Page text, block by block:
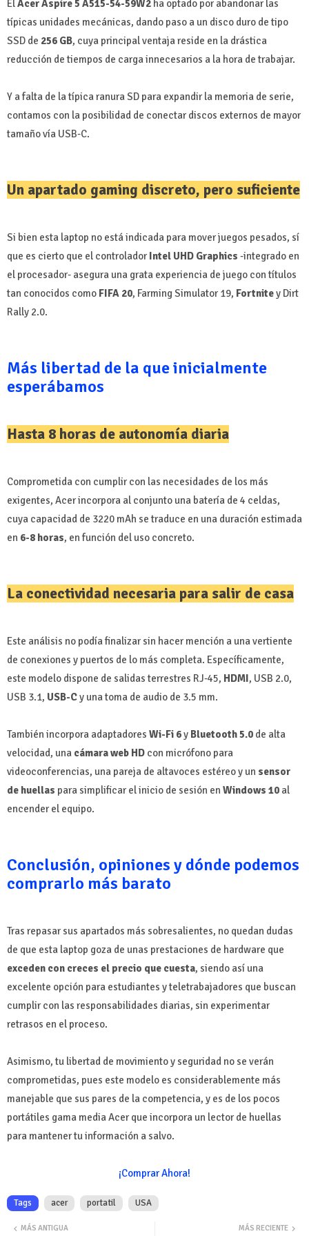
ElAcer Aspire 5 A515-54-59W2 ha optado por abandonar las
típicas unidades mecánicas, dando paso a un disco duro de tipo
SSD de 256 GB, cuya principal ventaja reside en la drástica
reducción de tiempos de carga innecesarios a la hora de trabajar.
Y a falta de la típica ranura SD para expandir la memoria de serie,
contamos con la posibilidad de conectar discos externos de mayor
tamaño vía USB-C.
Un apartado gaming discreto, pero suficiente
Si bien esta laptop no está indicada para mover juegos pesados, sí
que es cierto que el controlador Intel UHD Graphics -integrado en
el procesador- asegura una grata experiencia de juego con títulos
tan conocidos como FIFA 20, Farming Simulator 19, Fortnitey Dirt
Rally 2.0.
Más libertad de la que inicialmente
esperábamos
Hasta 8 horas de autonomía diaria
Comprometida con cumplir con las necesidades de los más
exigentes, Acer incorpora al conjunto una batería de 4 celdas,
cuya capacidad de 3220 mAh se traduce en una duración estimada
en 6-8 horas, en función del uso concreto.
La conectividad necesaria para salir de casa
Este análisis no podía finalizar sin hacer mención a una vertiente
de conexiones y puertos de lo más completa. Específicamente,
este modelo dispone de salidas terrestres RJ-45, HDMI , USB 2.0,
USB 3.1, USB-Cy una toma de audio de 3.5 mm.
También incorpora adaptadores Wi-Fi 6y Bluetooth 5.0 de alta
velocidad, una cámara web HD con micrófono para
videoconferencias, una pareja de altavoces estéreo y un sensor
de huellas para simplificar el inicio de sesión en Windows 10 al
encender el equipo.
Conclusión, opiniones y dónde podemos
comprarlo más barato
Tras repasar sus apartados más sobresalientes, no quedan dudas
de que esta laptop goza de unas prestaciones de hardware que
exceden con creces el precio que cuesta, siendo así una
excelente opción para estudiantes y teletrabajadores que buscan
cumplir con las responsabilidades diarias, sin experimentar
retrasos en el proceso.
Asimismo, tu libertad de movimiento y seguridad no se verán
comprometidas, pues este modelo es considerablemente más
manejable que sus pares de la competencia, y es de los pocos
portátiles gama media Acer que incorpora un lector de huellas
para mantener tu información a salvo.
¡Comprar Ahora!
Tags acer portatil USA
MÁS RECIENTE
MÁS ANTIGUA